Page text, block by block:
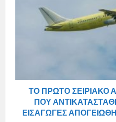
ΤΟ ΠΡΏΤΟ ΣΕΙΡΙΑΚΌ
ΠΟΥ
ΕΙΣΑΓΩΓΈΣ